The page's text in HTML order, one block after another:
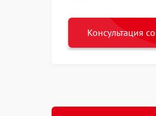
Консультация